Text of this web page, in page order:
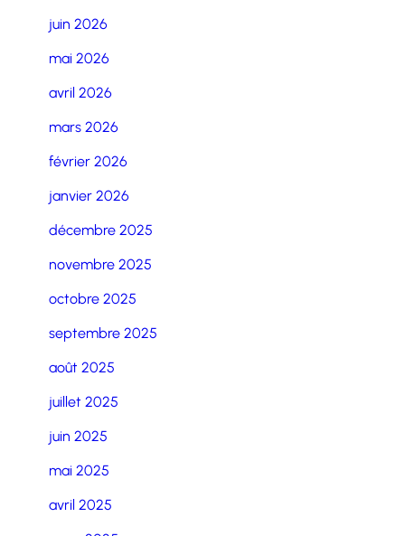
juin 2026
mai 2026
avril 2026
mars 2026
février 2026
janvier 2026
décembre 2025
novembre 2025
octobre 2025
septembre 2025
août 2025
juillet 2025
juin 2025
mai 2025
avril 2025